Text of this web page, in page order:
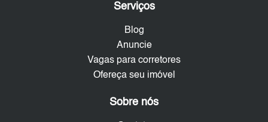
Serviços
Blog
Anuncie
Vagas para corretores
Ofereça seu imóvel
Sobre nós